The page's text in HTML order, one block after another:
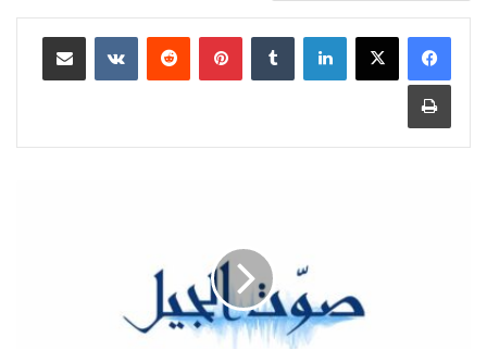
لينكدإن بينتيريست مشاركة عبر البريد
طباعة